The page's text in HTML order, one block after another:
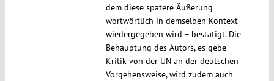
dem diese spätere Äußerung
wortwörtlich in demselben Kontext
wiedergegeben wird – bestätigt. Die
Behauptung des Autors, es gebe
Kritik von der UN an der deutschen
Vorgehensweise, wird zudem auch